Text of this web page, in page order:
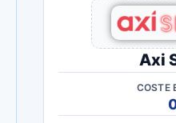
Axi
COSTE